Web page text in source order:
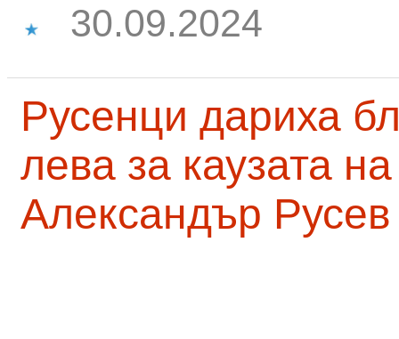
30.09.2024
Русенци дариха
лева за каузата
Александър Русев